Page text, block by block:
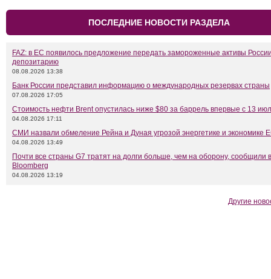
ПОСЛЕДНИЕ НОВОСТИ РАЗДЕЛА
FAZ: в ЕС появилось предложение передать замороженные активы
депозитарию
08.08.2026 13:38
Банк России представил информацию о международных резервах страны
07.08.2026 17:05
Стоимость нефти Brent опустилась ниже $80 за баррель впервые с 13
04.08.2026 17:11
СМИ назвали обмеление Рейна и Дуная угрозой энергетике и экономике
04.08.2026 13:49
Почти все страны G7 тратят на долги больше, чем на оборону, сообщили в
Bloomberg
04.08.2026 13:19
Другие